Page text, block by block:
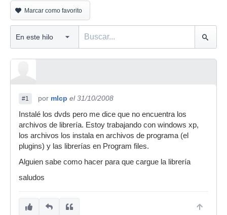
Marcar como favorito
#1 por mlcp el 31/10/2008
Instalé los dvds pero me dice que no encuentra los
archivos de librería. Estoy trabajando con windows xp,
los archivos los instala en archivos de programa (el
plugins) y las librerías en Program files.
Alguien sabe como hacer para que cargue la librería
saludos